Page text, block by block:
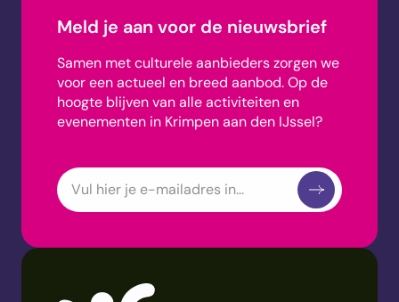
Meld je aan voor de nieuwsbrief
Samen met culturele aanbieders zorgen we
voor een actueel en breed aanbod.Op de
hoogte blijven van alle activiteiten en
evenementen in Krimpen aan den IJssel?